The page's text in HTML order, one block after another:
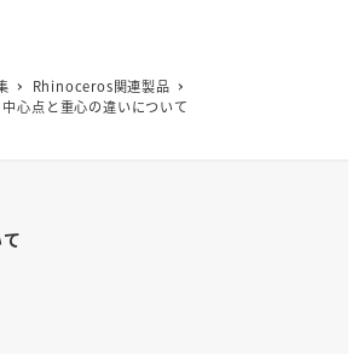
Rhinoceros関連製品
心点と重心の違いについて